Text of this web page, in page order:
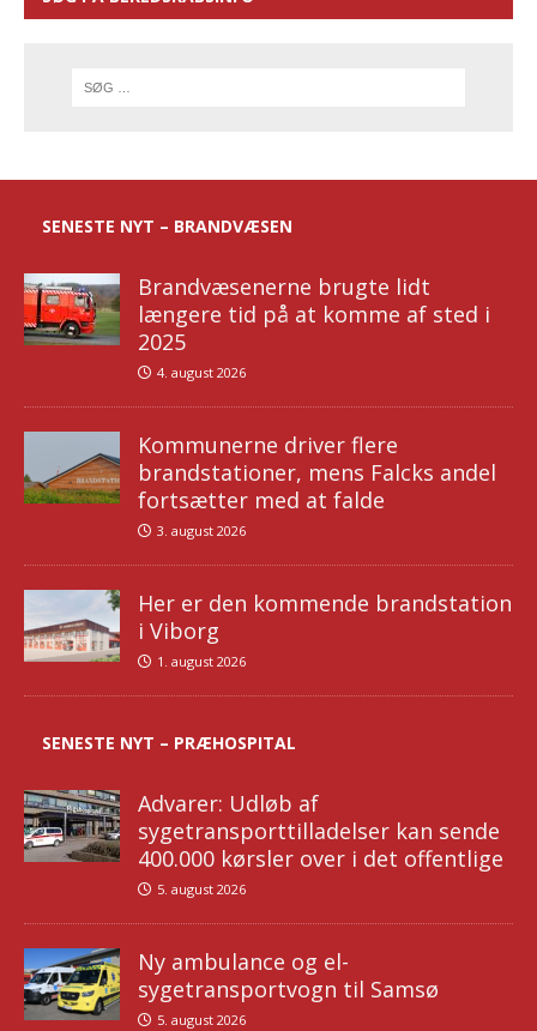
SENESTE NYT – BRANDVÆSEN
Brandvæsenerne brugte lidt
længere tid på at komme af sted i
2025
4. august 2026
Kommunerne driver flere
brandstationer, mens Falcks andel
fortsætter med at falde
3. august 2026
Her er den kommende brandstation
i Viborg
1. august 2026
SENESTE NYT – PRÆHOSPITAL
Advarer: Udløb af
sygetransporttilladelser kan sende
400.000 kørsler over i det offentlige
5. august 2026
Ny ambulance og el-
sygetransportvogn til Samsø
5. august 2026